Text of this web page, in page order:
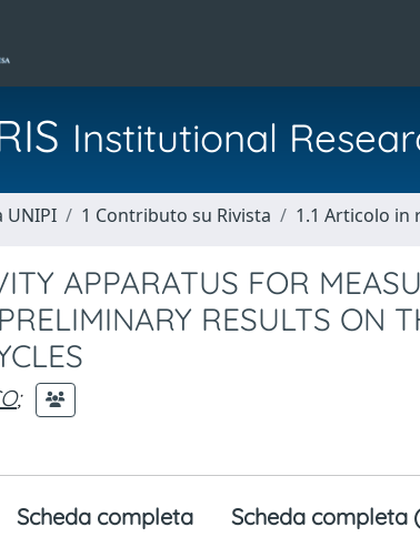
Institutional
UNIPI 1 Contributo su Rivista 1.1 Articolo in
APPARATUS FOR
RESULTS ON
;
Scheda completa Scheda completa